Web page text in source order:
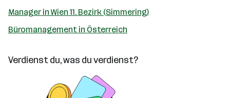
Manager in Wien 11. Bezirk (Simmering)
Büromanagement in Österreich
Verdienst du, was du verdienst?